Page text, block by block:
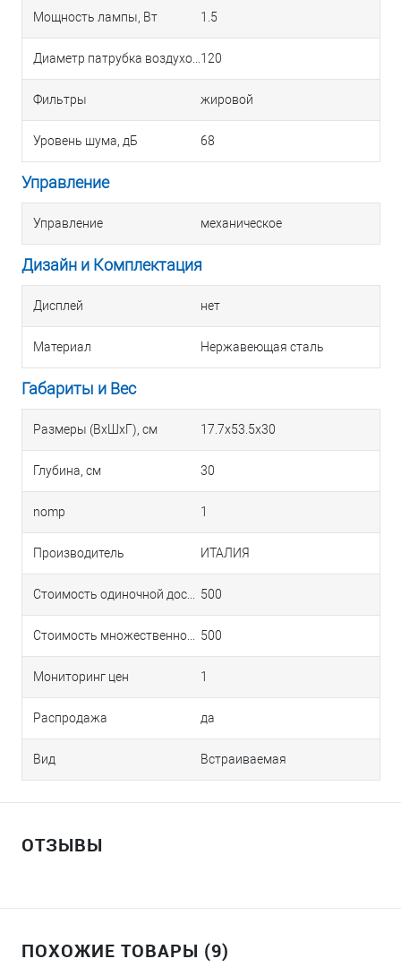
Мощность лампы, Вт 1.5
120
Фильтры жировой
Уровень шума, дБ 68
Управление
Управление механическое
Дизайн и Комплектация
Дисплей нет
Материал Нержавеющая сталь
Габариты и Вес
Размеры (ВхШхГ), см 17.7х53.5х30
Глубина, см 30
nomp 1
Производитель ИТАЛИЯ
500
500
Мониторинг цен 1
Распродажа да
Вид Встраиваемая
ОТЗЫВЫ
ПОХОЖИЕ ТОВАРЫ (9)